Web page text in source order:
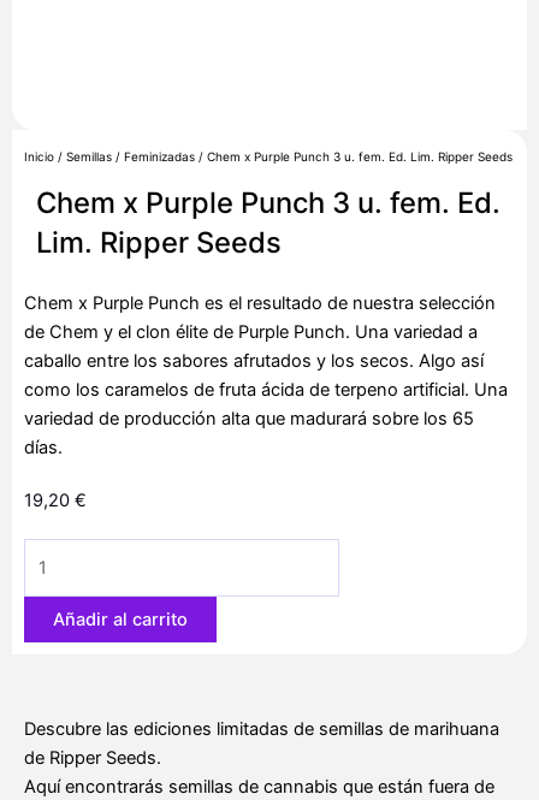
Inicio / Semillas / Feminizadas / Chem x Purple Punch 3 u. fem. Ed. Lim. Ripper Seeds
Chem x Purple Punch 3 u. fem. Ed.
Lim. Ripper Seeds
Chem x Purple Punch es el resultado de nuestra selección
de Chem y el clon élite de Purple Punch. Una variedad a
caballo entre los sabores afrutados y los secos. Algo así
como los caramelos de fruta ácida de terpeno artificial. Una
variedad de producción alta que madurará sobre los 65
días.
19,20 €
Purple
Punch
fem.
Ed.
Lim.
Añadir al carrito
Descubre las ediciones limitadas de semillas de marihuana
de Ripper Seeds.
Aquí encontrarás semillas de cannabis que están fuera de